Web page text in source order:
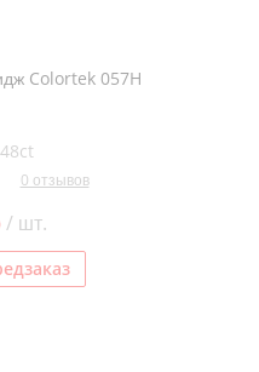
Colortek 057H
0 отзывов
/ шт.